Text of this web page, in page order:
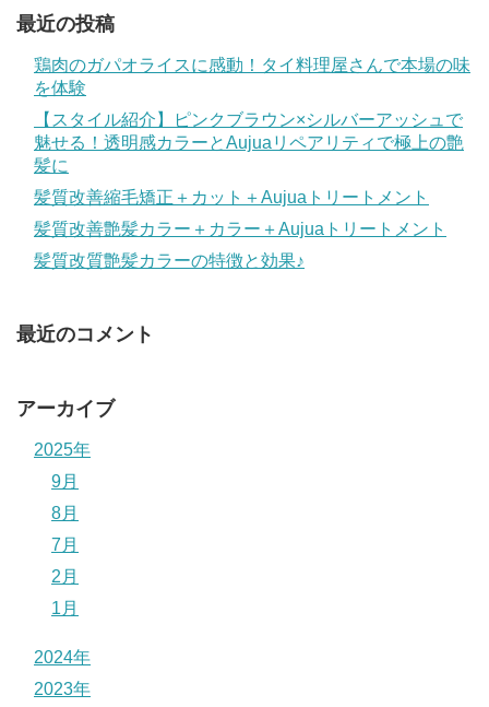
最近の投稿
鶏肉のガパオライスに感動！タイ料理屋さんで本場の味
を体験
【スタイル紹介】ピンクブラウン×シルバーアッシュで
魅せる！透明感カラーとAujuaリペアリティで極上の艶
髪に
髪質改善縮毛矯正＋カット＋Aujuaトリートメント
髪質改善艶髪カラー＋カラー＋Aujuaトリートメント
髪質改質艶髪カラーの特徴と効果♪
最近のコメント
アーカイブ
2025年
9月
8月
7月
2月
1月
2024年
2023年